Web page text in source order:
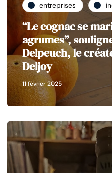
entreprises
“Le cognac se
agrumes”,
Delpeuch, le
Deljoy
11 février 2025